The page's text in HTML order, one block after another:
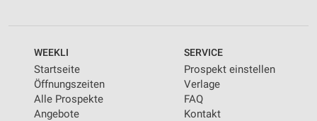
WEEKLI
Startseite
Öffnungszeiten
Alle Prospekte
Angebote
SERVICE
Prospekt einstellen
Verlage
FAQ
Kontakt